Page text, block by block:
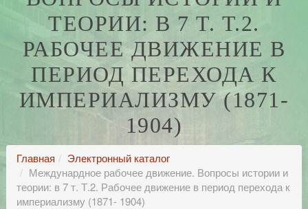
ТЕОРИИ: В 7 Т. Т.2.
РАБОЧЕЕ ДВИЖЕНИЕ В
ПЕРИОД ПЕРЕХОДА К
ИМПЕРИАЛИЗМУ (1871-
1904)
Главная
Электронный каталог
Междунардное рабочее движение. Вопросы истории и
теории: в 7 т. Т.2. Рабочее движение в период перехода к
империализму (1871- 1904)